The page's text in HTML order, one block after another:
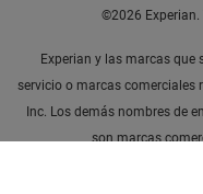
©2026 Experian.
Experian y las marcas que
servicio o marcas comerciales
Inc. Los demás nombres de
son marcas